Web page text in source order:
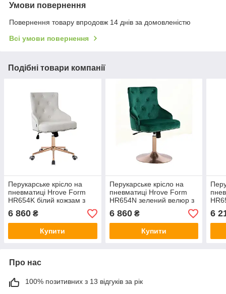
Умови повернення
Повернення товару впродовж 14 днів за домовленістю
Всі умови повернення
Подібні товари компанії
Перукарське крісло на
пневматиці Hrove Form
HR654K білий кожзам з
гудзиками колеса золото
6 860 ₴
Купити
Перукарське крісло на
пневматиці Hrove Form
HR654N зелений велюр з
гудзиками основа золото
6 860₴
Купити
з
6
Про нас
100% позитивних з 13 відгуків за рік